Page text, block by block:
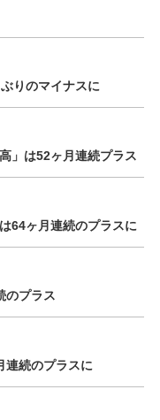
りのマイナスに
」は52ヶ月連続プラス
64ヶ月連続のプラスに
のプラス
連続のプラスに